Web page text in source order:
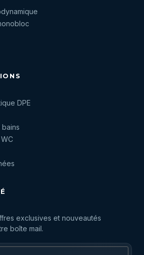
DPE
exclusives et nouveautés
boîte mail.